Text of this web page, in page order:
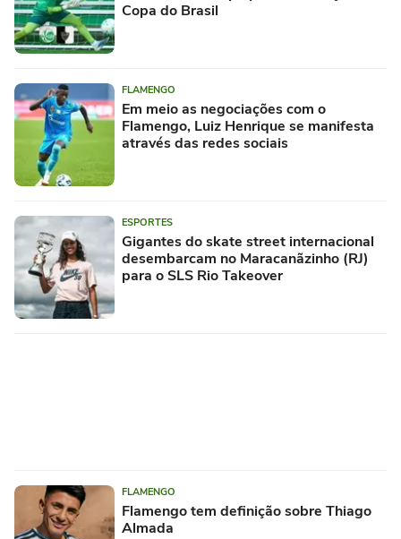
Copa do Brasil
FLAMENGO
Em meio as negociações com o
Flamengo, Luiz Henrique se manifesta
através das redes sociais
ESPORTES
Gigantes do skate street internacional
desembarcam no Maracanãzinho (RJ)
para o SLS Rio Takeover
FLAMENGO
Flamengo tem definição sobre Thiago
Almada